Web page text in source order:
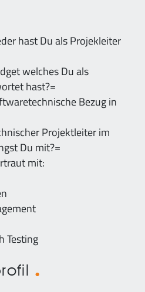
hast Du als Projekleiter
welches Du als
hast?=
Bezug in
Projektleiter im
Du mit?=
mit:
Testing